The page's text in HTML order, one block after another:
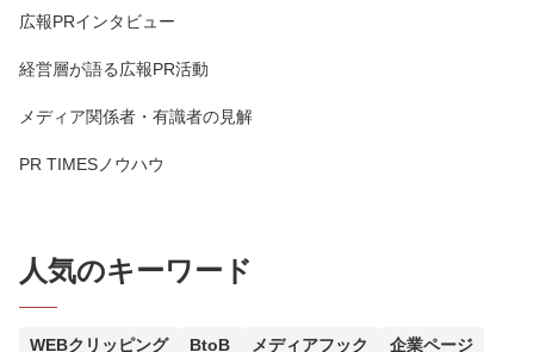
広報PRインタビュー
経営層が語る広報PR活動
メディア関係者・有識者の見解
PR TIMESノウハウ
人気のキーワード
WEBクリッピング BtoB メディアフック 企業ページ